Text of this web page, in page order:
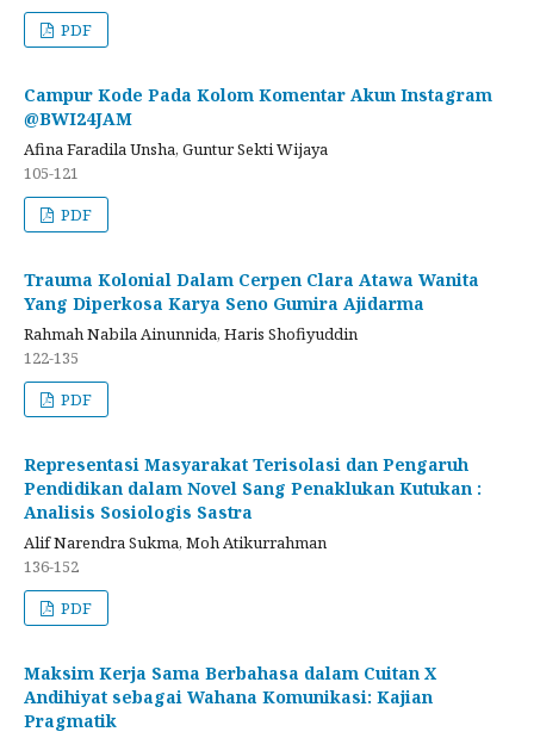
PDF
Campur Kode Pada Kolom Komentar Akun Instagram
@BWI24JAM
Afina Faradila Unsha, Guntur Sekti Wijaya
105-121
PDF
Trauma Kolonial Dalam Cerpen Clara Atawa Wanita
Yang Diperkosa Karya Seno Gumira Ajidarma
Rahmah Nabila Ainunnida, Haris Shofiyuddin
122-135
PDF
Representasi Masyarakat Terisolasi dan Pengaruh
Pendidikan dalam Novel Sang Penaklukan Kutukan :
Analisis Sosiologis Sastra
Alif Narendra Sukma, Moh Atikurrahman
136-152
PDF
Maksim Kerja Sama Berbahasa dalam Cuitan X
Andihiyat sebagai Wahana Komunikasi: Kajian
Pragmatik